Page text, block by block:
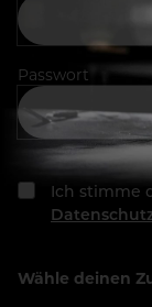
Passwort
Ich stimme
Wähle deinen